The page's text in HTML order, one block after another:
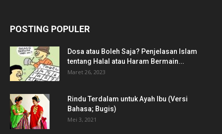
POSTING POPULER
Dosa atau Boleh Saja? Penjelasan Islam
tentang Halal atau Haram Bermain...
Maret 26, 2023
Rindu Terdalam untuk Ayah Ibu (Versi
Bahasa; Bugis)
Mei 3, 2021